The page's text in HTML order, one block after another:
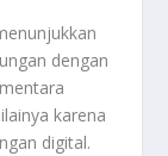
dengan
karena
digital.